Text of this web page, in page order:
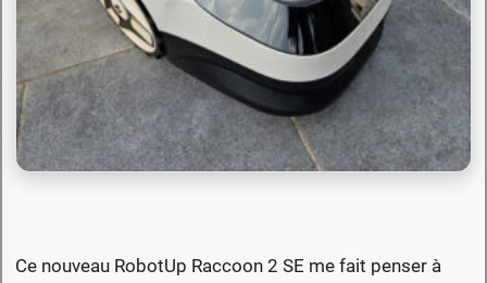
Ce nouveau RobotUp Raccoon 2 SE me fait penser à